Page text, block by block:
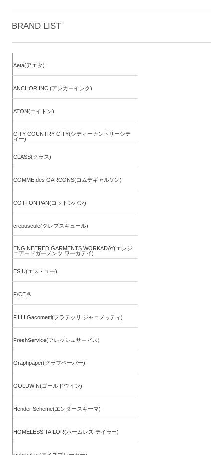
BRAND LIST
Aeta(アエタ)
ANCHOR INC.(アンカーインク)
ATON(エイトン)
CITY COUNTRY CITY(シティーカントリーシテ
ィー)
CLASS(クラス)
COMME des GARCONS(コムデギャルソン)
COTTON PAN(コットンパン)
crepuscule(クレプスキュール)
ENGINEERED GARMENTS WORKADAY(エンジ
ニアードガーメンツ ワーカデイ)
ES.U(エス・ユー)
F/CE.®
F.LLI Gacometti(フラテッリ ジャコメッティ)
FreshService(フレッシュサービス)
Graphpaper(グラフペーパー)
GOLDWIN(ゴールドウイン)
Hender Scheme(エンダースキーマ)
HOMELESS TAILOR(ホームレス テイラー)